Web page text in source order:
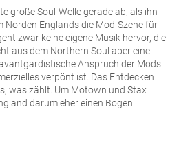
große Soul-Welle gerade ab, als ihn
Norden Englands die Mod-Szene für
zwar keine eigene Musik hervor, die
aus dem Northern Soul aber eine
Anspruch der Mods
verpönt ist. Das Entdecken
was zählt. Um Motown und Stax
darum eher einen Bogen.